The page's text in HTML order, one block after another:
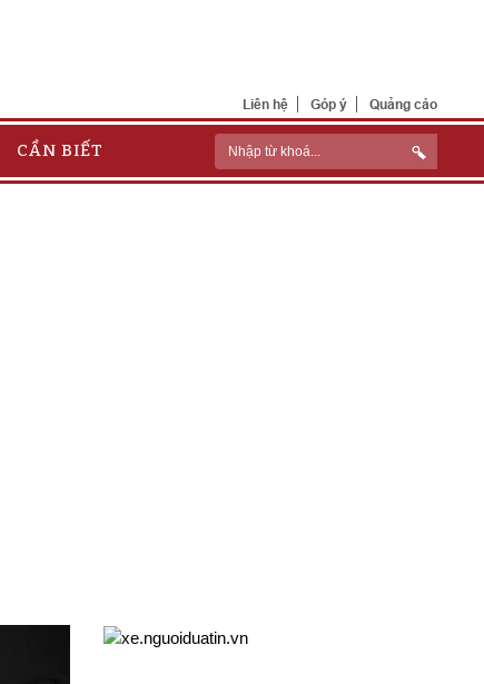
Liên hệ Góp ý Quảng cáo
CẦN BIẾT